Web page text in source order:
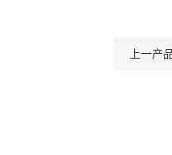
上一产